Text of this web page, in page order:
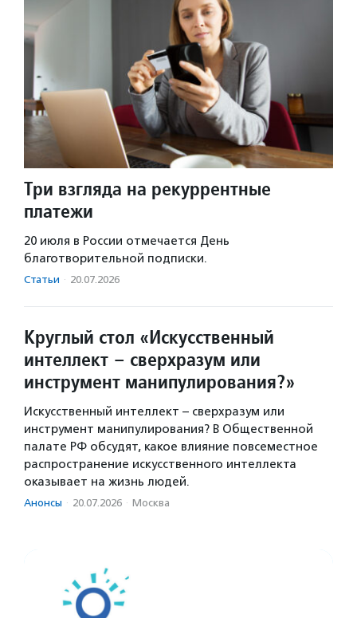
Три взгляда на рекуррентные
платежи
20 июля в России отмечается День
благотворительной подписки.
Статьи · 20.07.2026
Круглый стол «Искусственный
интеллект – сверхразум или
инструмент манипулирования?»
Искусственный интеллект – сверхразум или
инструмент манипулирования? В Общественной
палате РФ обсудят, какое влияние повсеместное
распространение искусственного интеллекта
оказывает на жизнь людей.
Анонсы · 20.07.2026 · Москва